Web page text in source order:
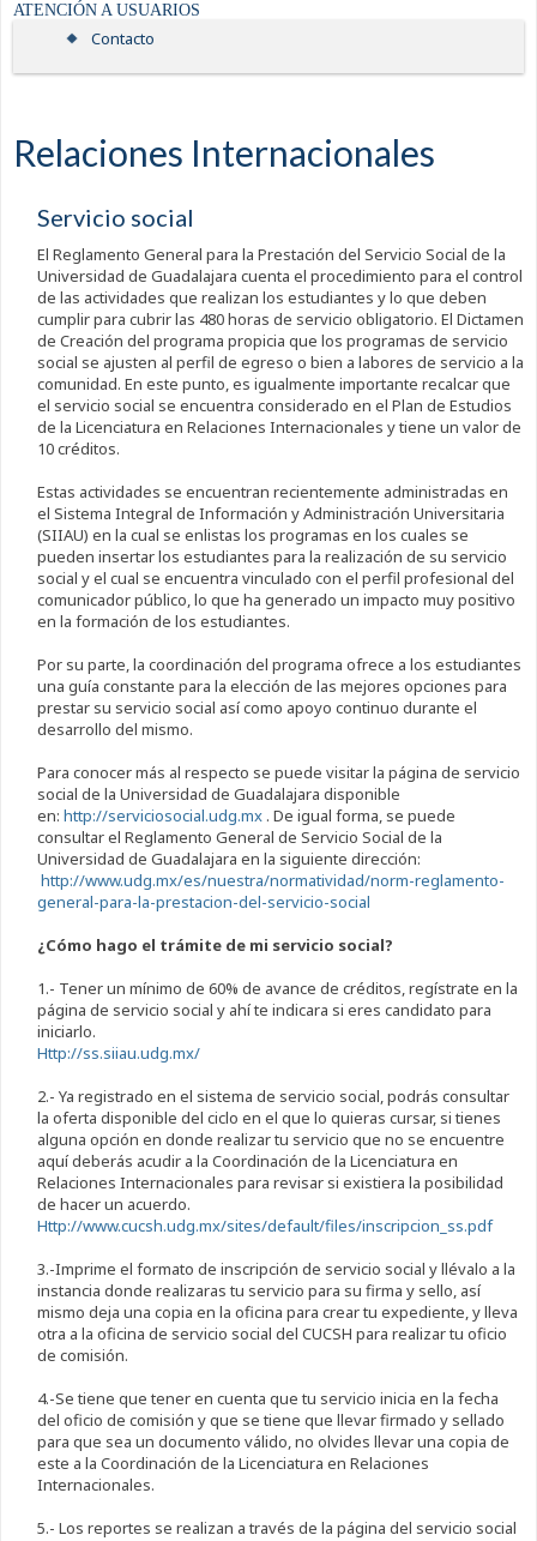
ATENCIÓN A USUARIOS
Contacto
Relaciones Internacionales
Servicio social
El Reglamento General para la Prestación del Servicio Social de la
Universidad de Guadalajara cuenta el procedimiento para el control
de las actividades que realizan los estudiantes y lo que deben
cumplir para cubrir las 480 horas de servicio obligatorio. El Dictamen
de Creación del programa propicia que los programas de servicio
social se ajusten al perfil de egreso o bien a labores de servicio a la
comunidad. En este punto, es igualmente importante recalcar que
el servicio social se encuentra considerado en el Plan de Estudios
de la Licenciatura en Relaciones Internacionales y tiene un valor de
10 créditos.
Estas actividades se encuentran recientemente administradas en
el Sistema Integral de Información y Administración Universitaria
(SIIAU) en la cual se enlistas los programas en los cuales se
pueden insertar los estudiantes para la realización de su servicio
social y el cual se encuentra vinculado con el perfil profesional del
comunicador público, lo que ha generado un impacto muy positivo
en la formación de los estudiantes.
Por su parte, la coordinación del programa ofrece a los estudiantes
una guía constante para la elección de las mejores opciones para
prestar su servicio social así como apoyo continuo durante el
desarrollo del mismo.
Para conocer más al respecto se puede visitar la página de servicio
social de la Universidad de Guadalajara disponible
en: http://serviciosocial.udg.mx. De igual forma, se puede
consultar el Reglamento General de Servicio Social de la
Universidad de Guadalajara en la siguiente dirección:
http://www.udg.mx/es/nuestra/normatividad/norm-reglamento-
general-para-la-prestacion-del-servicio-social
¿Cómo hago el trámite de mi servicio social?
1.- Tener un mínimo de 60% de avance de créditos, regístrate en la
página de servicio social y ahí te indicara si eres candidato para
iniciarlo.
Http://ss.siiau.udg.mx/
2.- Ya registrado en el sistema de servicio social, podrás consultar
la oferta disponible del ciclo en el que lo quieras cursar, si tienes
alguna opción en donde realizar tu servicio que no se encuentre
aquí deberás acudir a la Coordinación de la Licenciatura en
Relaciones Internacionales para revisar si existiera la posibilidad
de hacer un acuerdo.
Http://www.cucsh.udg.mx/sites/default/files/inscripcion_ss.pdf
3.-Imprime el formato de inscripción de servicio social y llévalo a la
instancia donde realizaras tu servicio para su firma y sello, así
mismo deja una copia en la oficina para crear tu expediente, y lleva
otra a la oficina de servicio social del CUCSH para realizar tu oficio
de comisión.
4.-Se tiene que tener en cuenta que tu servicio inicia en la fecha
del oficio de comisión y que se tiene que llevar firmado y sellado
para que sea un documento válido, no olvides llevar una copia de
este a la Coordinación de la Licenciatura en Relaciones
Internacionales.
5.- Los reportes se realizan a través de la página del servicio social